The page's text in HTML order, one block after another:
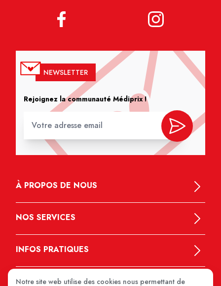
NEWSLETTER
Rejoignez la communauté Médiprix !
À PROPOS DE NOUS
NOS SERVICES
INFOS PRATIQUES
Notre site web utilise des cookies nous permettant de